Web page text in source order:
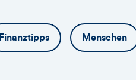
Finanztipps Menschen